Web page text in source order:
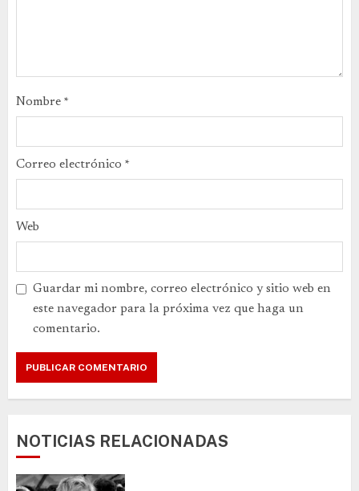
Nombre *
Correo electrónico *
Web
Guardar mi nombre, correo electrónico y sitio web en
este navegador para la próxima vez que haga un
comentario.
NOTICIAS RELACIONADAS